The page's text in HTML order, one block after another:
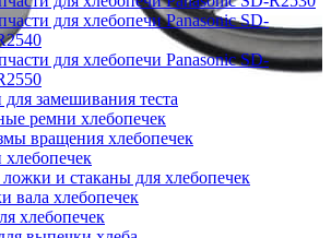
для хлебопечи Panasonic SD-
для хлебопечи Panasonic SD-
замешивания теста
ремни хлебопечек
вращения хлебопечек
хлебопечек
и стаканы для хлебопечек
вала хлебопечек
хлебопечек